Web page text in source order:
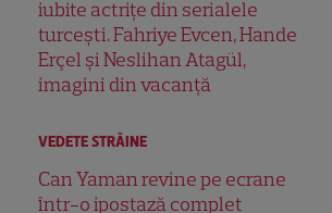
iubite actrițe din serialele
turcești. Fahriye Evcen, Hande
Erçel și Neslihan Atagül,
imagini din vacanță
VEDETE STRĂINE
Can Yaman revine pe ecrane
într-o ipostază complet